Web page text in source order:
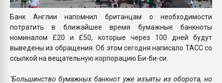
Банк Англии напомнил британцам о необходимости
потратить в ближайшее время бумажные банкноты
номиналом £20 и £50, которые через 100 дней будут
выведены из обращения. Об этом сегодня написало ТАСС со
ссылкой на вещательную корпорацию Би-би-си.
"Большинство бумажных банкнот уже изъяты из оборота, но